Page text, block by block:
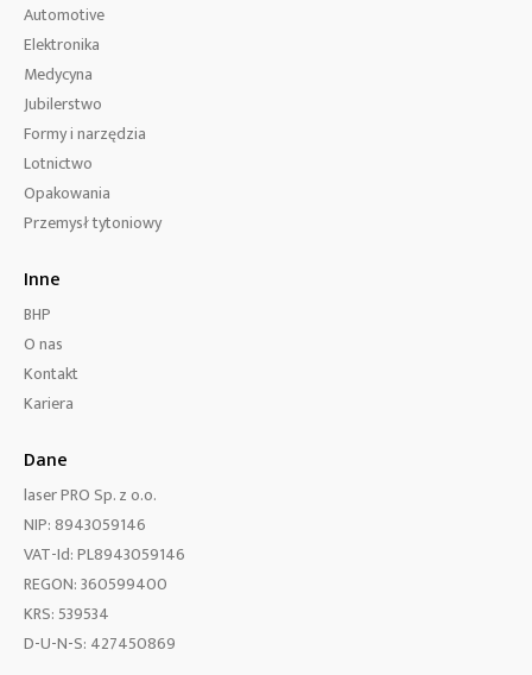
Automotive
Elektronika
Medycyna
Jubilerstwo
Formy i narzędzia
Lotnictwo
Opakowania
Przemysł tytoniowy
Inne
BHP
O nas
Kontakt
Kariera
Dane
laser PRO Sp. z o.o.
NIP: 8943059146
VAT-Id: PL8943059146
REGON: 360599400
KRS: 539534
D-U-N-S: 427450869